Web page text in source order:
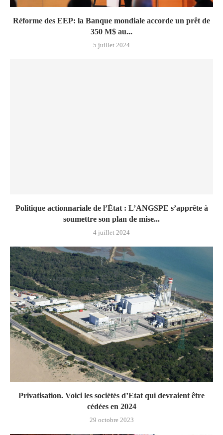
Réforme des EEP: la Banque mondiale accorde un prêt de
350 M$ au...
5 juillet 2024
Politique actionnariale de l’État : L’ANGSPE s’apprête à
soumettre son plan de mise...
4 juillet 2024
Privatisation. Voici les sociétés d’Etat qui devraient être
cédées en 2024
29 octobre 2023